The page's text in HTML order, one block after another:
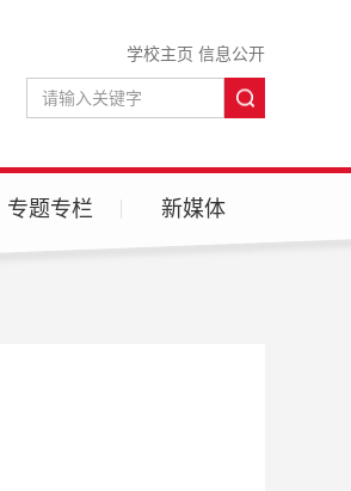
学校主页 信息公开
专题专栏 新媒体